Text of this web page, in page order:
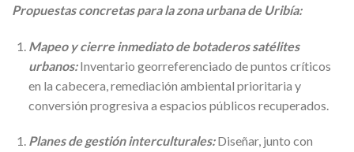
Propuestas concretas para la zona urbana de Uribía:
Mapeo y cierre inmediato de botaderos satélites
urbanos:Inventario georreferenciado de puntos críticos
en la cabecera, remediación ambiental prioritaria y
conversión progresiva a espacios públicos recuperados.
Planes de gestión interculturales:Diseñar, junto con